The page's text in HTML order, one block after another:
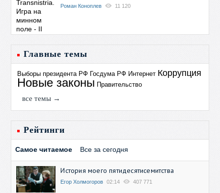
Роман Коноплев 11 120
Главные темы
Выборы президента РФ Госдума РФ Интернет Коррупция
Новые законы Правительство
все темы →
Рейтинги
Самое читаемое Все за сегодня
История моего пятидесятисемитства
Егор Холмогоров 02:14 407 771